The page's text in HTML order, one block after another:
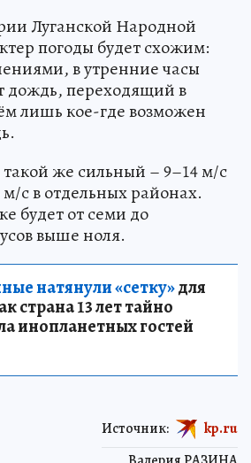
Луганской Народной
погоды будет схожим:
в утренние часы
дождь, переходящий в
лишь кое-где возможен
же сильный – 9–14 м/с
с в отдельных районах.
будет от семи до
выше ноля.
натянули «сетку»для
страна 13 лет тайно
инопланетных гостей
Источник: kp.ru